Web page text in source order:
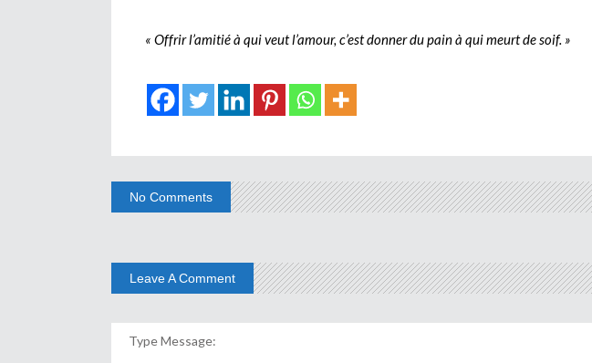
« Offrir l’amitié à qui veut l’amour, c’est donner du pain à qui meurt de soif. »
No Comments
Leave A Comment